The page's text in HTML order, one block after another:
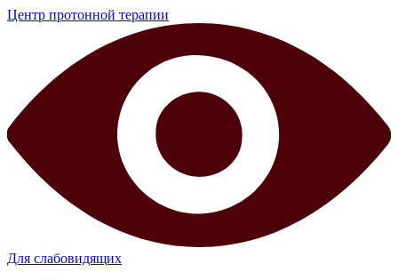
Центр протонной терапии
Для слабовидящих